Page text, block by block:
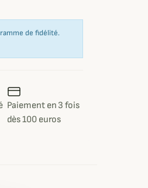
de fidélité.
Paiement en 3 fois
dès 100 euros